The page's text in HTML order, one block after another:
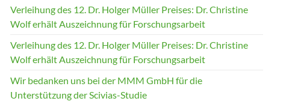
Verleihung des 12. Dr. Holger Müller Preises: Dr. Christine
Wolf erhält Auszeichnung für Forschungsarbeit
Verleihung des 12. Dr. Holger Müller Preises: Dr. Christine
Wolf erhält Auszeichnung für Forschungsarbeit
Wir bedanken uns bei der MMM GmbH für die
Unterstützung der Scivias-Studie